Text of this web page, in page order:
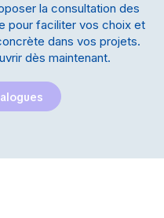
la consultation des
pour faciliter vos choix et
dans vos projets.
dès maintenant.